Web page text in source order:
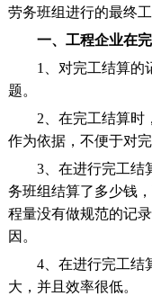
劳务班组进行的最终工
一、工程企业在完
1、对完工结算的记
题。
2、在完工结算时，
作为依据，不便于对
3、在进行完工结算
务班组结算了多少钱
程量没有做规范的记
因。
4、在进行完工结算
大，并且效率很低。